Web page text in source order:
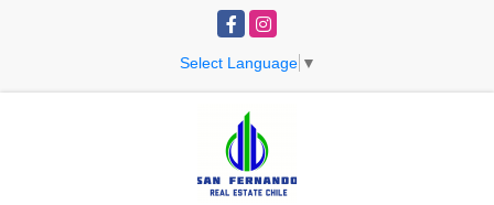
FacebookInstagram
Select Language ▼